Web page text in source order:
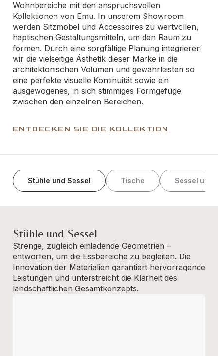
Wohnbereiche mit den anspruchsvollen
Kollektionen von Emu. In unserem Showroom
werden Sitzmöbel und Accessoires zu wertvollen,
haptischen Gestaltungsmitteln, um den Raum zu
formen. Durch eine sorgfältige Planung integrieren
wir die vielseitige Ästhetik dieser Marke in die
architektonischen Volumen und gewährleisten so
eine perfekte visuelle Kontinuität sowie ein
ausgewogenes, in sich stimmiges Formgefüge
zwischen den einzelnen Bereichen.
ENTDECKEN SIE DIE KOLLEKTION
Stühle und Sessel Tische Sessel und
Stühle und Sessel
Strenge, zugleich einladende Geometrien –
entworfen, um die Essbereiche zu begleiten. Die
Innovation der Materialien garantiert hervorragende
Leistungen und unterstreicht die Klarheit des
landschaftlichen Gesamtkonzepts.